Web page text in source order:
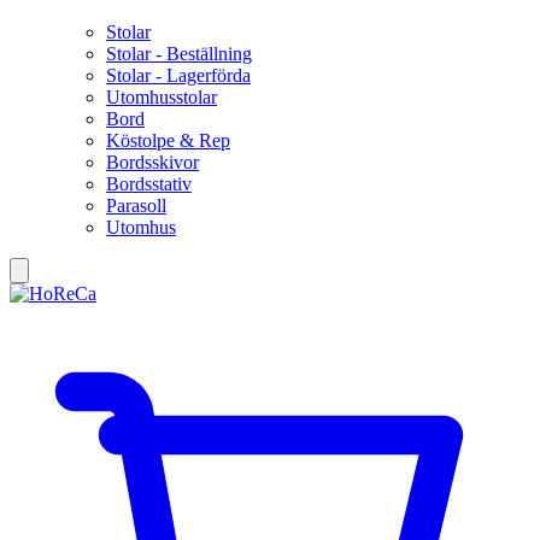
Stolar
Stolar - Beställning
Stolar - Lagerförda
Utomhusstolar
Bord
Köstolpe & Rep
Bordsskivor
Bordsstativ
Parasoll
Utomhus